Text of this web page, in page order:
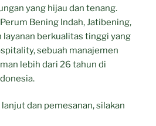
yang hijau dan tenang.
Bening Indah, Jatibening,
berkualitas tinggi yang
sebuah manajemen
lebih dari 26 tahun di
dan pemesanan, silakan